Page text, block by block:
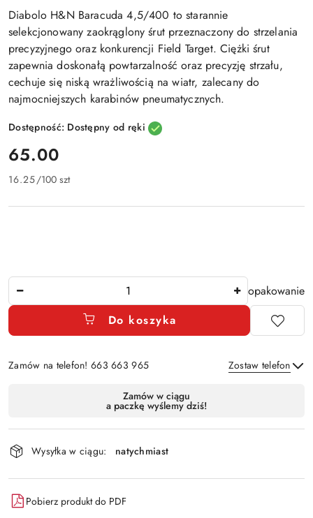
Diabolo H&N Baracuda 4,5/400 to starannie
selekcjonowany zaokrąglony śrut przeznaczony do strzelania
precyzyjnego oraz konkurencji Field Target. Ciężki śrut
zapewnia doskonałą powtarzalność oraz precyzję strzału,
cechuje się niską wrażliwością na wiatr, zalecany do
najmocniejszych karabinów pneumatycznych.
Dostępność: Dostępny od ręki
cena:
65.00
16.25/100 szt
opakowanie
Do koszyka
Zamów na telefon! 663 663 965 Zostaw telefon
Wyślij
dostawa
Zamów w ciągu
a paczkę wyślemy dziś!
Wysyłka w ciągu: natychmiast
Pobierz produkt do PDF